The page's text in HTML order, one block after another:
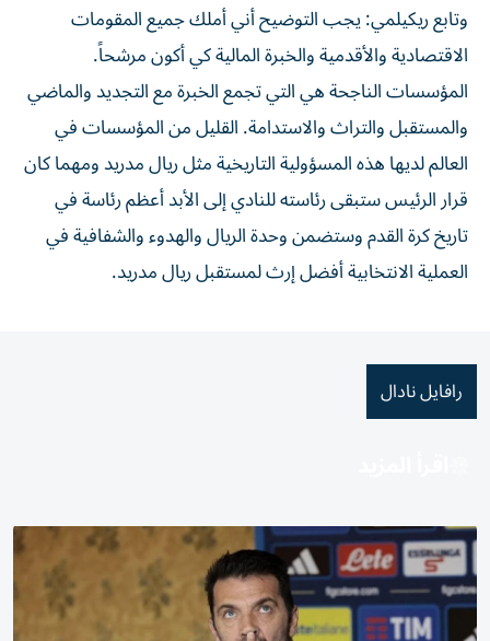
وتابع ريكيلمي: يجب التوضيح أني أملك جميع المقومات
الاقتصادية والأقدمية والخبرة المالية كي أكون مرشحاً.
المؤسسات الناجحة هي التي تجمع الخبرة مع التجديد والماضي
والمستقبل والتراث والاستدامة. القليل من المؤسسات في
العالم لديها هذه المسؤولية التاريخية مثل ريال مدريد ومهما كان
قرار الرئيس ستبقى رئاسته للنادي إلى الأبد أعظم رئاسة في
تاريخ كرة القدم وستضمن وحدة الريال والهدوء والشفافية في
العملية الانتخابية أفضل إرث لمستقبل ريال مدريد.
رافايل نادال